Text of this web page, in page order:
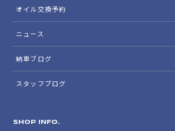
オイル交換予約
ニュース
納車ブログ
スタッフブログ
SHOP INFO.